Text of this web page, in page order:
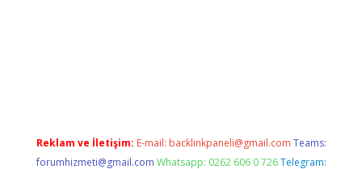
Reklam ve İletişim: E-mail: backlinkpaneli@gmail.com Teams:
forumhizmeti@gmail.com Whatsapp: 0262 606 0 726 Telegram: